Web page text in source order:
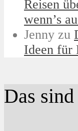
Reisen
wenn’s
Jenny zu
Ideen für
Das